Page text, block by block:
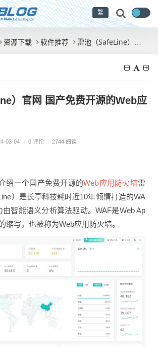
繁
资源下载 软件推荐 雷池（SafeLine）官网 国产免费开源的Web应用防火墙
）官网 国产免费开源的Web应
03-04 / 0 评论 / 2744 阅读
绍一个国产免费开源的Web应用防火墙雷
）是长亭科技耗时近10年倾情打造的WA
由智能语义分析算法驱动。WAF是Web Ap
缩写，也被称为Web应用防火墙。